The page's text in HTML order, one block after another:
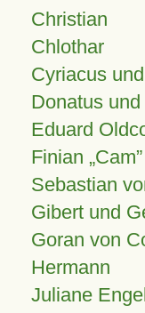
Christian
Chlothar
Cyriacus
Donatus
Eduard
Finian Cam
Sebastian
Gibert und
Goran von
Hermann
Juliane